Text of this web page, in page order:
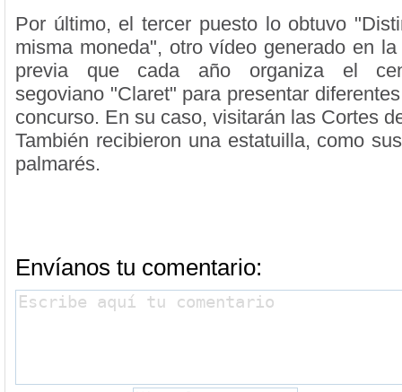
Por último, el tercer puesto lo obtuvo
misma moneda", otro vídeo generado en
previa que cada año organiza el
segoviano "Claret" para presentar
concurso. En su caso, visitarán las Cortes
También recibieron una estatuilla, como
palmarés.
Envíanos tu comentario: